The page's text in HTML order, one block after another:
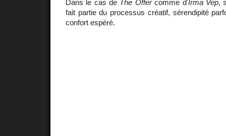
Dans le cas de The Offercomme d'Irma Vep,
fait partie du processus créatif, sérendipité
confort espéré.